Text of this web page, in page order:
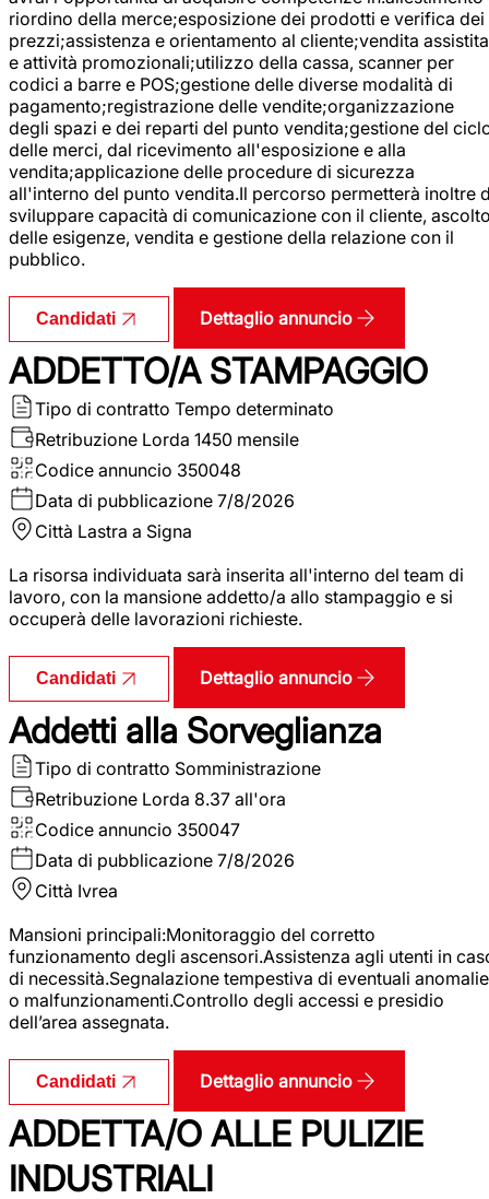
riordino della merce;esposizione dei prodotti e verifica dei
prezzi;assistenza e orientamento al cliente;vendita assistita
e attività promozionali;utilizzo della cassa, scanner per
codici a barre e POS;gestione delle diverse modalità di
pagamento;registrazione delle vendite;organizzazione
degli spazi e dei reparti del punto vendita;gestione del
delle merci, dal ricevimento all'esposizione e alla
vendita;applicazione delle procedure di sicurezza
all'interno del punto vendita.Il percorso permetterà inoltre
sviluppare capacità di comunicazione con il cliente,
delle esigenze, vendita e gestione della relazione con il
pubblico.
Candidati Dettaglio annuncio
ADDETTO/A STAMPAGGIO
Tipo di contratto Tempo determinato
Retribuzione Lorda 1450 mensile
Codice annuncio 350048
Data di pubblicazione 7/8/2026
Città Lastra a Signa
La risorsa individuata sarà inserita all'interno del team di
lavoro, con la mansione addetto/a allo stampaggio e si
occuperà delle lavorazioni richieste.
Candidati Dettaglio annuncio
Addetti alla Sorveglianza
Tipo di contratto Somministrazione
Retribuzione Lorda 8.37 all'ora
Codice annuncio 350047
Data di pubblicazione 7/8/2026
Città Ivrea
Mansioni principali:Monitoraggio del corretto
funzionamento degli ascensori.Assistenza agli utenti in
di necessità.Segnalazione tempestiva di eventuali anomalie
o malfunzionamenti.Controllo degli accessi e presidio
dell’area assegnata.
Candidati Dettaglio annuncio
ADDETTA/O ALLE PULIZIE
INDUSTRIALI